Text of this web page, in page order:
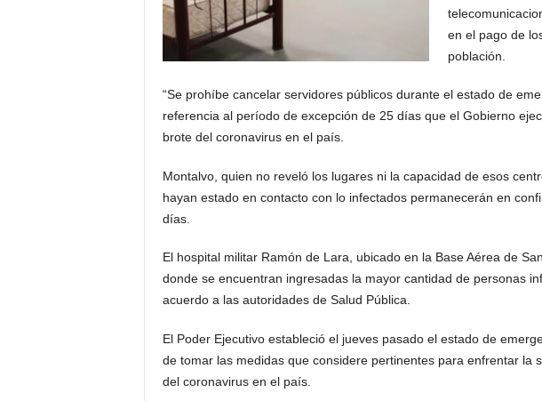
en el pago de
población.
“Se prohíbe cancelar servidores públicos durante el estado de
referencia al período de excepción de 25 días que el Gobierno
brote del coronavirus en el país.
Montalvo, quien no reveló los lugares ni la capacidad de esos
hayan estado en contacto con lo infectados permanecerán en
días.
El hospital militar Ramón de Lara, ubicado en la Base Aérea de
donde se encuentran ingresadas la mayor cantidad de personas
acuerdo a las autoridades de Salud Pública.
El Poder Ejecutivo estableció el jueves pasado el estado de
de tomar las medidas que considere pertinentes para enfrentar la
del coronavirus en el país.